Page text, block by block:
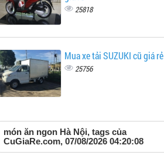
25818
Mua xe tải SUZUKI cũ giá rẻ
25756
món ăn ngon Hà Nội, tags của
CuGiaRe.com, 07/08/2026 04:20:08